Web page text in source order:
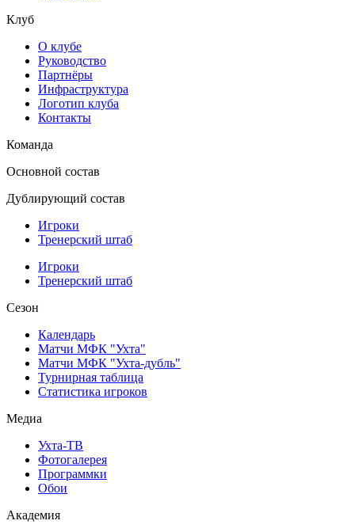
Клуб
О клубе
Руководство
Партнёры
Инфраструктура
Логотип клуба
Контакты
Команда
Основной состав
Дублирующий состав
Игроки
Тренерский штаб
Игроки
Тренерский штаб
Сезон
Календарь
Матчи МФК "Ухта"
Матчи МФК "Ухта-дубль"
Турнирная таблица
Статистика игроков
Медиа
Ухта-ТВ
Фотогалерея
Программки
Обои
Академия